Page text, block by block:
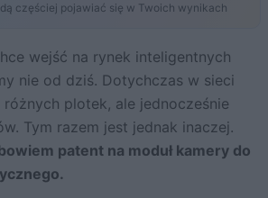
częściej pojawiać się w Twoich wynikach
nie od dziś. Dotychczas w sieci
różnych plotek, ale jednocześnie
Tym razem jest jednak inaczej.
patent na moduł kamery do